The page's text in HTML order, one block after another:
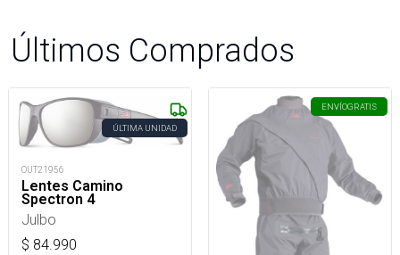
Últimos Comprados
ÚLTIMA UNIDAD
OUT21956
Lentes Camino
Spectron 4
Julbo
$ 84.990
ENVÍOGRATIS